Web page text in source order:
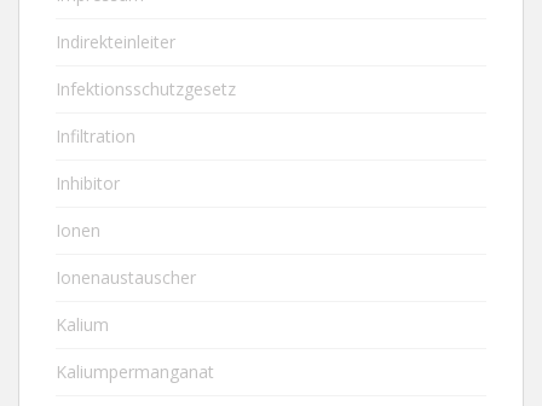
Indirekteinleiter
Infektionsschutzgesetz
Infiltration
Inhibitor
Ionen
Ionenaustauscher
Kalium
Kaliumpermanganat